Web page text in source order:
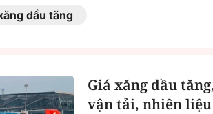
dầu tăng
Giá xăng dầu
vận tải, nhiên liệu